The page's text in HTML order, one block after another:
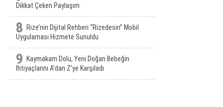
Dikkat Çeken Paylaşım
8
Rize’nin Dijital Rehberi “Rizedesin” Mobil
Uygulaması Hizmete Sunuldu
9
Kaymakam Dolu, Yeni Doğan Bebeğin
Ihtiyaçlarını A’dan Z’ye Karşıladı